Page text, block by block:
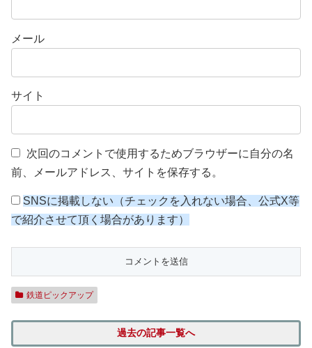
メール
サイト
次回のコメントで使用するためブラウザーに自分の名
前、メールアドレス、サイトを保存する。
SNSに掲載しない（チェックを入れない場合、公式X等
で紹介させて頂く場合があります）
鉄道ピックアップ
過去の記事一覧へ